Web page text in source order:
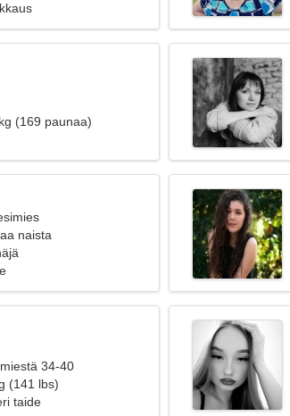
(169 paunaa)
naista
34-40
(141 lbs)
taide